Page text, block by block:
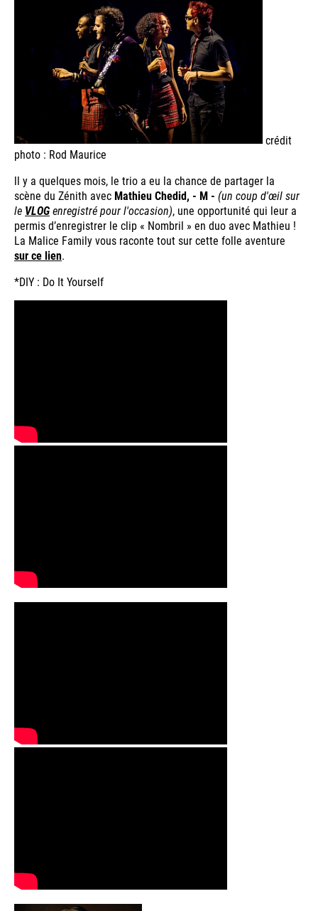
crédit
photo : Rod Maurice
ll y a quelques mois, le trio a eu la chance de partager la
scène du Zénith avec Mathieu Chedid, - M - (un coup d'œil sur
le VLOGenregistré pour l'occasion), une opportunité qui leur a
permis d’enregistrer le clip « Nombril » en duo avec Mathieu !
La Malice Family vous raconte tout sur cette folle aventure
sur ce lien.
*DIY : Do It Yourself